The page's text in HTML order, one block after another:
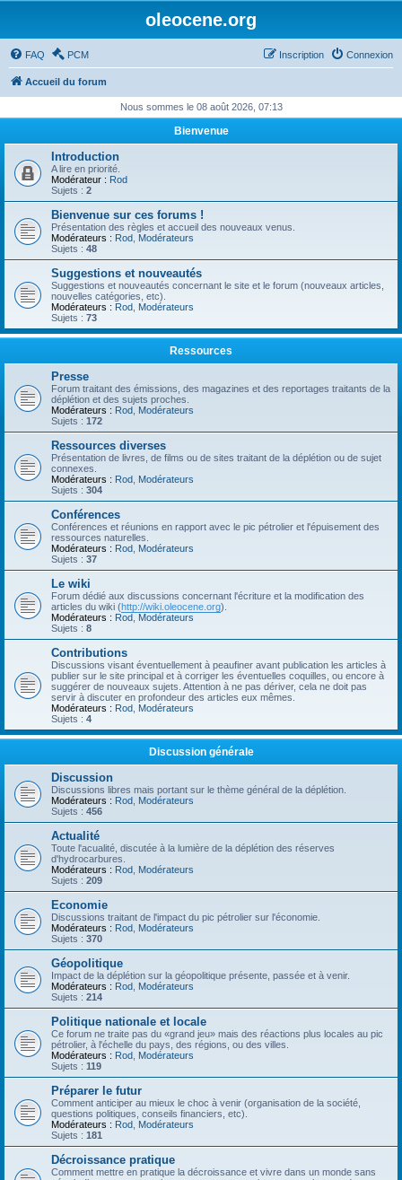
oleocene.org
FAQ PCM Connexion
Inscription
Accueil du forum
Nous sommes le 08 août 2026, 07:13
Bienvenue
Introduction
A lire en priorité.
Modérateur : Rod
Sujets : 2
Bienvenue sur ces forums !
Présentation des règles et accueil des nouveaux venus.
Modérateurs : Rod Modérateurs
Sujets : 48
Suggestions et nouveautés
Suggestions et nouveautés concernant le site et le forum (nouveaux articles,
nouvelles catégories, etc).
Modérateurs : Rod Modérateurs
Sujets : 73
Ressources
Presse
Forum traitant des émissions, des magazines et des reportages traitants de la
déplétion et des sujets proches.
Modérateurs : Rod Modérateurs
Sujets : 172
Ressources diverses
Présentation de livres, de films ou de sites traitant de la déplétion ou de sujet
connexes.
Modérateurs : Rod Modérateurs
Sujets : 304
Conférences
Conférences et réunions en rapport avec le pic pétrolier et l'épuisement des
ressources naturelles.
Modérateurs : Rod Modérateurs
Sujets : 37
Le wiki
Forum dédié aux discussions concernant l'écriture et la modification des
articles du wiki (http://wiki.oleocene.org).
Modérateurs : Rod Modérateurs
Sujets : 8
Contributions
Discussions visant éventuellement à peaufiner avant publication les articles à
publier sur le site principal et à corriger les éventuelles coquilles, ou encore à
suggérer de nouveaux sujets. Attention à ne pas dériver, cela ne doit pas
servir à discuter en profondeur des articles eux mêmes.
Modérateurs : Rod Modérateurs
Sujets : 4
Discussion générale
Discussion
Discussions libres mais portant sur le thème général de la déplétion.
Modérateurs : Rod Modérateurs
Sujets : 456
Actualité
Toute l'acualité, discutée à la lumière de la déplétion des réserves
d'hydrocarbures.
Modérateurs : Rod Modérateurs
Sujets : 209
Economie
Discussions traitant de l'impact du pic pétrolier sur l'économie.
Modérateurs : Rod Modérateurs
Sujets : 370
Géopolitique
Impact de la déplétion sur la géopolitique présente, passée et à venir.
Modérateurs : Rod Modérateurs
Sujets : 214
Politique nationale et locale
Ce forum ne traite pas du «grand jeu» mais des réactions plus locales au pic
pétrolier, à l'échelle du pays, des régions, ou des villes.
Modérateurs : Rod Modérateurs
Sujets : 119
Préparer le futur
Comment anticiper au mieux le choc à venir (organisation de la société,
questions politiques, conseils financiers, etc).
Modérateurs : Rod Modérateurs
Sujets : 181
Décroissance pratique
Comment mettre en pratique la décroissance et vivre dans un monde sans